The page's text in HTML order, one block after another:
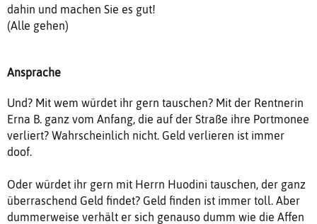
dahin und machen Sie es gut!
(Alle gehen)
Ansprache
Und? Mit wem würdet ihr gern tauschen? Mit der Rentnerin
Erna B. ganz vom Anfang, die auf der Straße ihre Portmonee
verliert? Wahrscheinlich nicht. Geld verlieren ist immer
doof.
Oder würdet ihr gern mit Herrn Huodini tauschen, der ganz
überraschend Geld findet? Geld finden ist immer toll. Aber
dummerweise verhält er sich genauso dumm wie die Affen